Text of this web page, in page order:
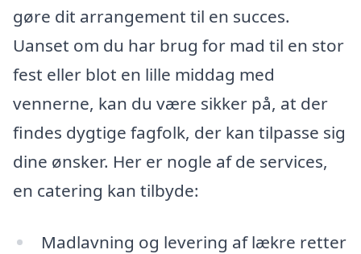
gøre dit arrangement til en succes.
Uanset om du har brug for mad til en stor
fest eller blot en lille middag med
vennerne, kan du være sikker på, at der
findes dygtige fagfolk, der kan tilpasse sig
dine ønsker. Her er nogle af de services,
en catering kan tilbyde:
Madlavning og levering af lækre retter